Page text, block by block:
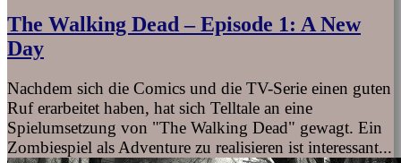
The Walking Dead – Episode 1: A New
Day
Nachdem sich die Comics und die TV-Serie einen guten
Ruf erarbeitet haben, hat sich Telltale an eine
Spielumsetzung von "The Walking Dead" gewagt. Ein
Zombiespiel als Adventure zu realisieren ist interessant...